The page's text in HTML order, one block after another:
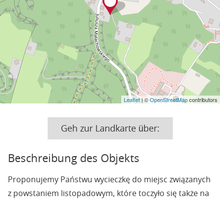
Leaflet| ©OpenStreetMapcontributors
Geh zur Landkarte über:
Beschreibung des Objekts
Proponujemy Państwu wycieczkę do miejsc związanych
z powstaniem listopadowym, które toczyło się także na